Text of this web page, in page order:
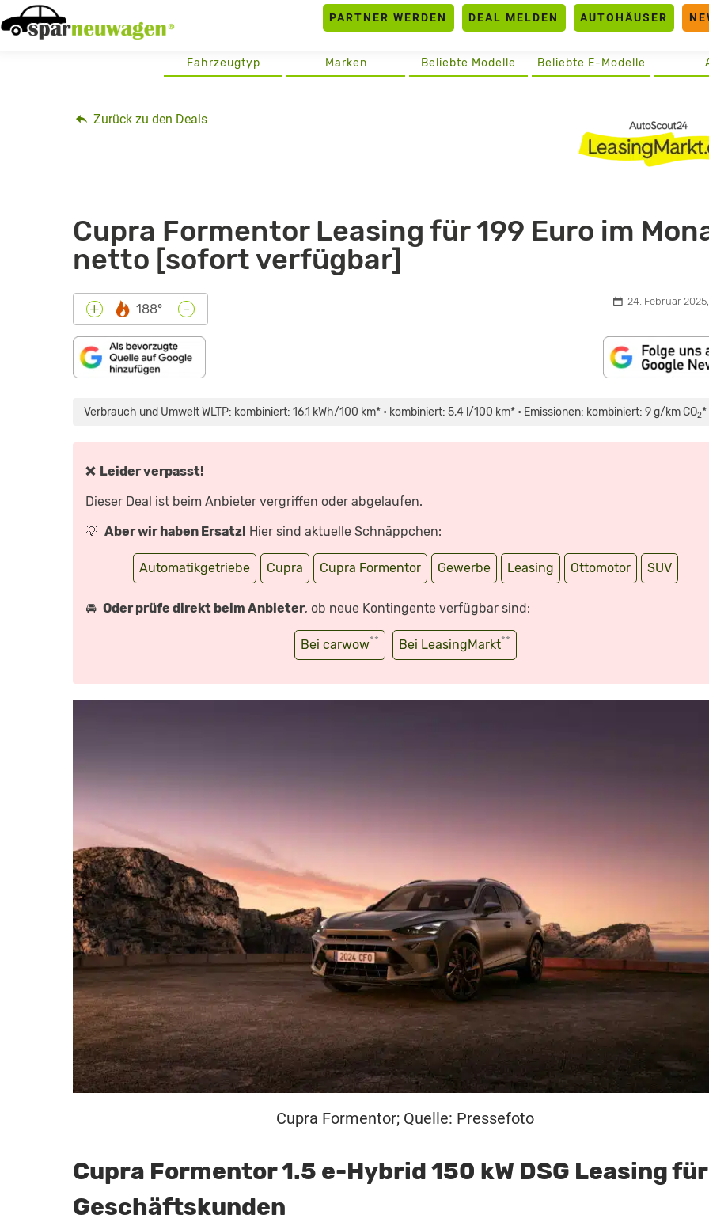
Skip
to
PARTNER WERDEN DEAL MELDEN AUTOHÄUSER
Beliebte E-Modelle
Beliebte Modelle
Marken
Fahrzeugtyp
Zurück zu den Deals
Cupra Formentor Leasing für 199 Euro im
netto [sofort verfügbar]
+ 188° - 24. Februar
Verbrauch und Umwelt WLTP: kombiniert: 16,1 kWh/100 km* • kombiniert: 5,4 l/100 km* • Emissionen: kombiniert: 9 g/km CO2*
❌ Leider verpasst!
Dieser Deal ist beim Anbieter vergriffen oder abgelaufen.
💡 Aber wir haben Ersatz! Hier sind aktuelle Schnäppchen:
Automatikgetriebe Cupra Cupra Formentor Gewerbe Leasing Ottomotor SUV
🚘 Oder prüfe direkt beim Anbieter, ob neue Kontingente verfügbar sind:
Bei carwow** Bei LeasingMarkt**
Cupra Formentor; Quelle: Pressefoto
Cupra Formentor 1.5 e-Hybrid 150 kW DSG Leasing für
Geschäftskunden
MAPS.GOOGLE.DE
ANZEIGEN
FACELIFT:
VORSTELLUNG
FRIEMEL“
ANZEIGEN